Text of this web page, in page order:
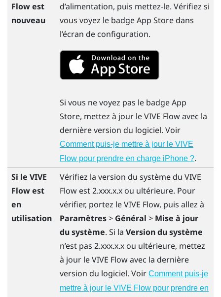
Flowest
nouveau
d’alimentation, puis mettez-le. Vérifiez si
vous voyez le badgeApp Store dans
l’écran de configuration.
Si vous ne voyez pas le badgeApp
Store, mettez à jour leVIVE Flowavec la
dernière version du logiciel. Voir
Comment puis-je mettre à jour le VIVE
Flow pour prendre en charge iPhone ?.
Si le VIVE
Flowest
en
utilisation
Vérifiez la version du système du VIVE
Flow est 2.xxx.x.x ou ultérieure. Pour
vérifier, portez leVIVE Flow, puis allez à
Paramètres> Général > Mise à jour
du système. Si la Version du système
n’est pas 2.xxx.x.x ou ultérieure, mettez
à jour leVIVE Flowavec la dernière
version du logiciel. Voir Comment puis-je
mettre à jour le VIVE Flow pour prendre en